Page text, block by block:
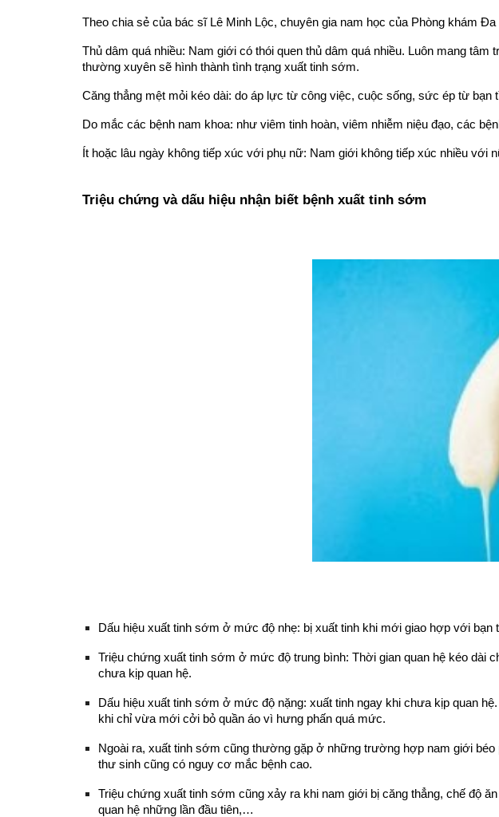
Theo chia sẻ của bác sĩ Lê Minh Lộc, chuyên gia nam học của Phòng khám
Thủ dâm quá nhiều: Nam giới có thói quen thủ dâm quá nhiều. Luôn mang
thường xuyên sẽ hình thành tình trạng xuất tinh sớm.
Căng thẳng mệt mỏi kéo dài: do áp lực từ công việc, cuộc sống, sức ép từ
Do mắc các bệnh nam khoa: như viêm tinh hoàn, viêm nhiễm niệu đạo, các
Ít hoặc lâu ngày không tiếp xúc với phụ nữ: Nam giới không tiếp xúc nhiều
Triệu chứng và dấu hiệu nhận biết bệnh xuất tinh sớm
Dấu hiệu xuất tinh sớm ở mức độ nhẹ: bị xuất tinh khi mới giao hợp với bạn
Triệu chứng xuất tinh sớm ở mức độ trung bình: Thời gian quan hệ kéo
chưa kịp quan hệ.
Dấu hiệu xuất tinh sớm ở mức độ nặng: xuất tinh ngay khi chưa kịp quan
khi chỉ vừa mới cởi bỏ quần áo vì hưng phấn quá mức.
Ngoài ra, xuất tinh sớm cũng thường gặp ở những trường hợp nam giới
thư sinh cũng có nguy cơ mắc bệnh cao.
Triệu chứng xuất tinh sớm cũng xảy ra khi nam giới bị căng thẳng, chế độ
quan hệ những lần đầu tiên,…